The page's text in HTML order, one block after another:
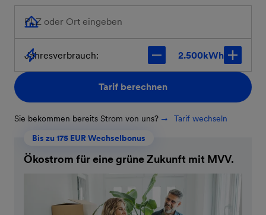
PLZ oder Ort eingeben
Jahresverbrauch: kWh
Tarif berechnen
Sie bekommen bereits Strom von uns? Tarif wechseln
Bis zu 175 EUR Wechselbonus
Ökostrom für eine grüne Zukunft mit MVV.